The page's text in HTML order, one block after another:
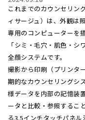
これまでのカウンセリン
ィサージュ）は、外観は
専用のコンピューターを搭
「シミ・毛穴・肌色・
全顔システムです。
撮影から印刷（プリンタ
期的なカウンセリングシ
様データを内部の記憶装
ータと比較・参照するこ
る3.5インチタッチパネ